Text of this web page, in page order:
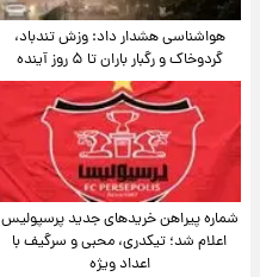
هواشناسی هشدار داد: وزش تندباد،
گردوخاک و رگبار باران تا ۵ روز آینده
شماره پیراهن خریدهای جدید پرسپولیس
اعلام شد؛ تیکدری، محبی و سرگیف با
اعداد ویژه